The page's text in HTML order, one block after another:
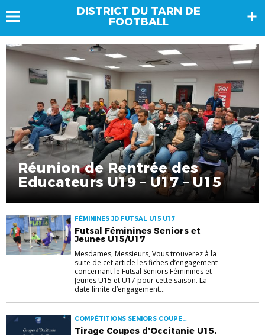
DISTRICT DU TARN DE
FOOTBALL
Réunion de Rentrée des
Educateurs U19 – U17 – U15
FÉMININES JD FUTSAL U15 U17
Futsal Féminines Seniors et
Jeunes U15/U17
Mesdames, Messieurs, Vous trouverez à la
suite de cet article les fiches d’engagement
concernant le Futsal Seniors Féminines et
Jeunes U15 et U17 pour cette saison. La
date limite d’engagement...
COMPÉTITIONS SENIORS COUPE
D'OCCITANIE U15 U17
Tirage Coupes d’Occitanie U15,